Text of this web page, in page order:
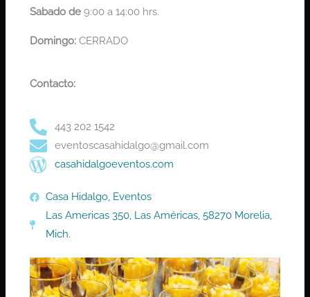
Sabado de9:00 a 14:00 hrs.
Domingo:CERRADO
Contacto:
443 202 1542
eventoscasahidalgo@gmail.com
casahidalgoeventos.com
Casa Hidalgo, Eventos
Las Americas 350, Las Américas, 58270 Morelia,
Mich.